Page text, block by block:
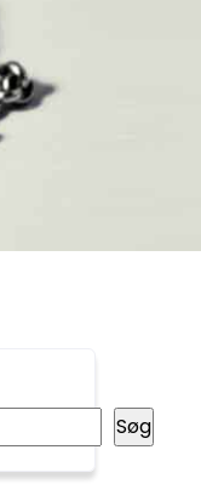
Søg